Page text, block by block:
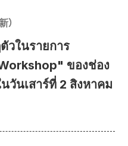
）
วในรายการ
ของช่อง
วันเสาร์ที่ 2 สิงหาคม